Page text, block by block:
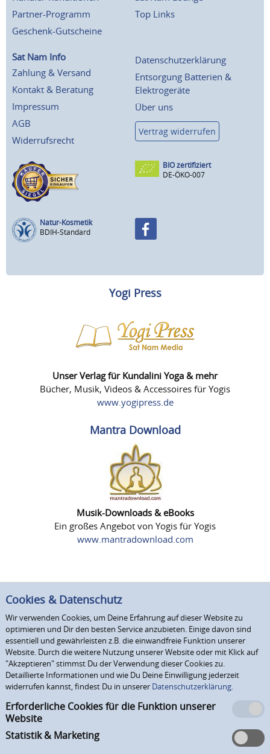
Partner-Programm
Geschenk-Gutscheine
Top Links
Sat Nam Info
Zahlung & Versand
Kontakt & Beratung
Impressum
AGB
Widerrufsrecht
Datenschutzerklärung
Entsorgung Batterien &
Elektrogeräte
Über uns
Vertrag widerrufen
BIO zertifiziert
DE-ÖKO-007
Natur-Kosmetik
BDIH-Standard
Yogi Press
Unser Verlag für Kundalini Yoga & mehr
Bücher, Musik, Videos & Accessoires für Yogis
www.yogipress.de
Mantra Download
Musik-Downloads & eBooks
Ein großes Angebot von Yogis für Yogis
www.mantradownload.com
Cookies & Datenschutz
Wir verwenden Cookies, um Deine Erfahrung auf dieser Website zu
optimieren und Dir den besten Service anzubieten. Einige davon sind
essentiell und gewährleisten z.B. die einwandfreie Funktion unserer
Website. Durch die weitere Nutzung unserer Website oder mit Klick auf
"Akzeptieren" stimmst Du der Verwendung dieser Cookies zu.
Detaillierte Informationen und wie Du Deine Einwilligung jederzeit
widerrufen kannst, findest Du in unserer Datenschutzerklärung.
Erforderliche Cookies für die Funktion unserer
Website
Statistik & Marketing